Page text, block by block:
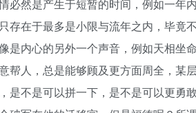
必然是产生于短暂的时间，例如一年
存在于最多是小限与流年之内，毕竟
是内心的另外一个声音，例如天相坐
帮人，总是能够顾及更方面周全，某
是不是可以拼一下，是不是可以更勇